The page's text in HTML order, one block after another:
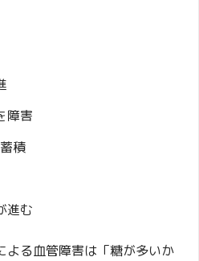
障害
積
進む
よる血管障害は「糖が多いか